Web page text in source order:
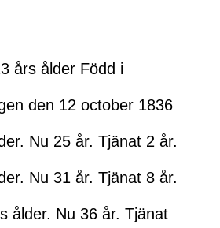
års ålder Född i
den 12 october 1836
Nu 25 år. Tjänat 2 år.
Nu 31 år. Tjänat 8 år.
ålder. Nu 36 år. Tjänat